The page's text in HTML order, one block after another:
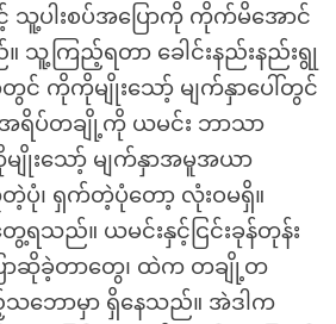
ပါးစပ်အပြောကို ကိုက်မိအောင်
သူ့ကြည့်ရတာ ခေါင်းနည်းနည်းရွု
င် ကိုကိုမျိုးသော့် မျက်နှာပေါ်တွင်
အရိပ်တချို့ကို ယမင်း ဘာသာ
ျိုးသော့် မျက်နှာအမူအယာ
၊ ရှက်တဲ့ပုံတော့ လုံးဝမရှိ။
ရသည်။ ယမင်းနှင့်ငြင်းခုန်တုန်း
ာဆိုခဲ့တာတွေ၊ ထဲက တချို့တ
ဘောမှာ ရှိနေသည်။ အဲဒါက